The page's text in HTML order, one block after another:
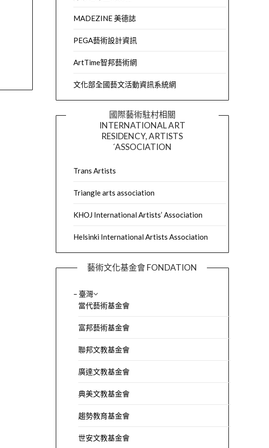
MADEZINE 美德誌
PEGA藝術設計資訊
ArtTime智邦藝術網
文化部全國藝文活動資訊系統網
國際藝術駐村相關
INTERNATIONAL ART
RESIDENCY, ARTISTS
´ASSOCIATION
Trans Artists
Triangle arts association
KHOJ International Artists’ Association
Helsinki International Artists Association
藝術文化基金會 FONDATION
– 臺灣
當代藝術基金會
富邦藝術基金會
聯邦文教基金會
廣達文教基金會
典美文教基金會
趨勢教育基金會
世安文教基金會